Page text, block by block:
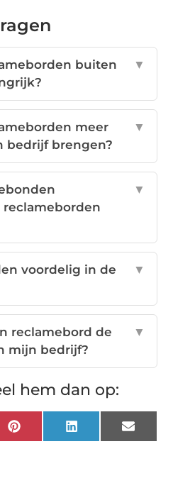
buiten
▼
meer
bedrijf brengen?
▼
▼
voordelig in de
▼
reclamebord de
mijn bedrijf?
▼
hem dan op:
PinterestLinkedInEmail